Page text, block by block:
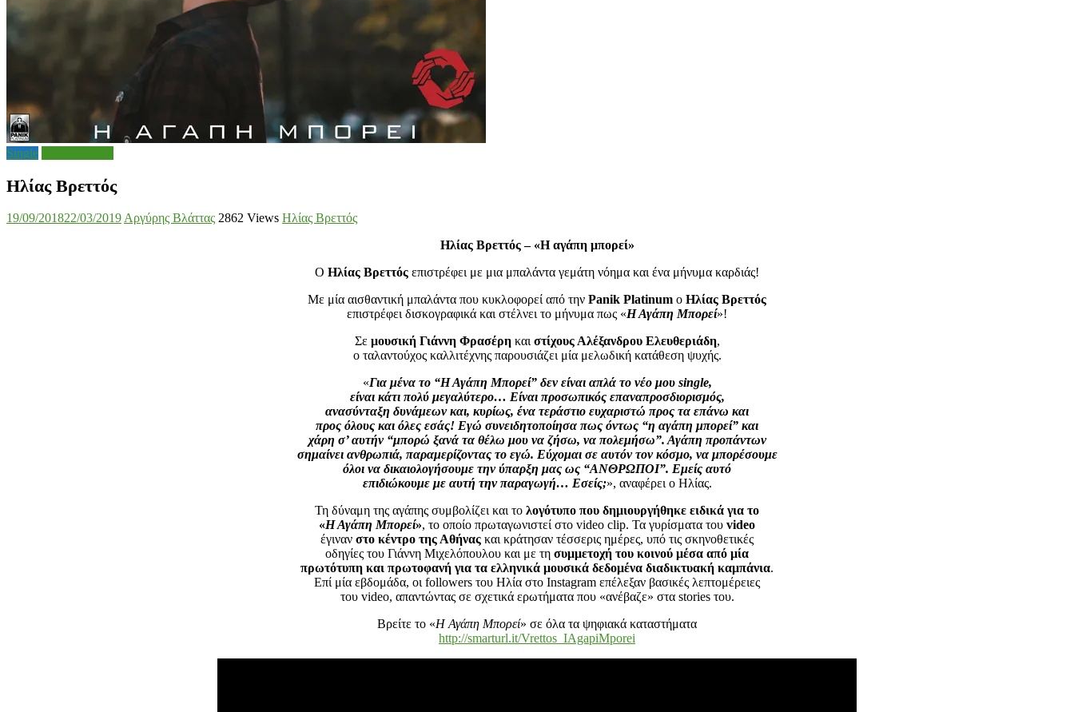
Single
Ηλίας Βρεττός
19/09/201822/03/2019 Αργύρης Βλάττας 2862 Views Ηλίας Βρεττός
Ηλίας Βρεττός – «Η αγάπη μπορεί»
Ο Ηλίας Βρεττός επιστρέφει με μια μπαλάντα γεμάτη νόημα και ένα μήνυμα καρδιάς!
Με μία αισθαντική μπαλάντα που κυκλοφορεί από την Panik Platinum ο Ηλίας Βρεττός
επιστρέφει δισκογραφικά και στέλνει το μήνυμα πως «Η Αγάπη Μπορεί»!
Σε μουσική Γιάννη Φρασέρηκαι στίχους Αλέξανδρου Ελευθεριάδη,
ο ταλαντούχος καλλιτέχνης παρουσιάζει μία μελωδική κατάθεση ψυχής.
«Για μένα το “Η Αγάπη Μπορεί” δεν είναι απλά το νέο μου single,
είναι κάτι πολύ μεγαλύτερο… Είναι προσωπικός επαναπροσδιορισμός,
ανασύνταξη δυνάμεων και, κυρίως, ένα τεράστιο ευχαριστώ προς τα επάνω και
προς όλους και όλες εσάς! Εγώ συνειδητοποίησα πως όντως “η αγάπη μπορεί” και
χάρη σ’ αυτήν “μπορώ ξανά τα θέλω μου να ζήσω, να πολεμήσω”. Αγάπη προπάντων
σημαίνει ανθρωπιά, παραμερίζοντας το εγώ. Εύχομαι σε αυτόν τον κόσμο, να μπορέσουμε
όλοι να δικαιολογήσουμε την ύπαρξη μας ως “AΝΘΡΩΠΟΙ”. Εμείς αυτό
επιδιώκουμε με αυτή την παραγωγή… Εσείς;», αναφέρει ο Ηλίας.
Τη δύναμη της αγάπης συμβολίζει και το λογότυπο που δημιουργήθηκε ειδικά για το
«Η Αγάπη Μπορεί», το οποίο πρωταγωνιστεί στο video clip. Τα γυρίσματα του video
έγιναν στο κέντρο της Αθήνας και κράτησαν τέσσερις ημέρες, υπό τις σκηνοθετικές
οδηγίες του Γιάννη Μιχελόπουλου και με τη συμμετοχή του κοινού μέσα από μία
πρωτότυπη και πρωτοφανή για τα ελληνικά μουσικά δεδομένα διαδικτυακή καμπάνια.
Επί μία εβδομάδα, οι followers του Ηλία στο Instagram επέλεξαν βασικές λεπτομέρειες
του video, απαντώντας σε σχετικά ερωτήματα που «ανέβαζε» στα stories του.
Βρείτε το «Η Αγάπη Μπορεί» σε όλα τα ψηφιακά καταστήματα
http://smarturl.it/Vrettos_IAgapiMporei